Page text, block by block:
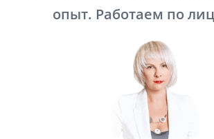
опыт. Работаем по